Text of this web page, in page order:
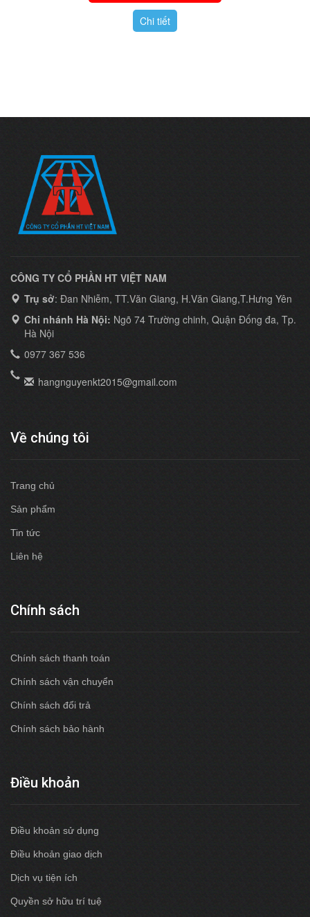
Chi tiết
CÔNG TY CỔ PHẦN HT VIỆT NAM
Trụ sở: Đan Nhiễm, TT.Văn Giang, H.Văn Giang,T.Hưng Yên
Chi nhánh Hà Nội: Ngõ 74 Trường chinh, Quận Đống đa, Tp.
Hà Nội
0977 367 536
hangnguyenkt2015@gmail.com
Về chúng tôi
Trang chủ
Sản phẩm
Tin tức
Liên hệ
Chính sách
Chính sách thanh toán
Chính sách vận chuyển
Chính sách đổi trả
Chính sách bảo hành
Điều khoản
Điều khoản sử dụng
Điều khoản giao dịch
Dịch vụ tiện ích
Quyền sở hữu trí tuệ